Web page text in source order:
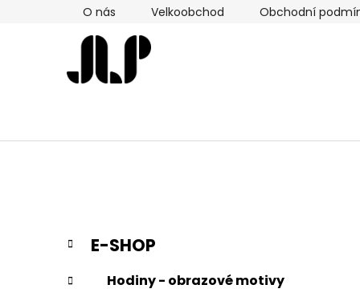
O nás Velkoobchod Obchodní
P
s
Přeskočit
kategorie
K
a
t
e
E-SHOP
Hodiny - obrazové motivy